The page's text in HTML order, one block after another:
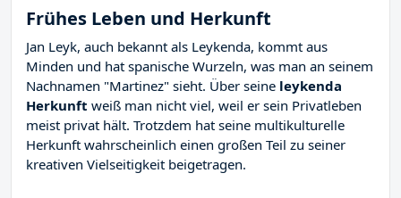
Frühes Leben und Herkunft
Jan Leyk, auch bekannt als Leykenda, kommt aus
Minden und hat spanische Wurzeln, was man an seinem
Nachnamen "Martinez" sieht. Über seine leykenda
Herkunft weiß man nicht viel, weil er sein Privatleben
meist privat hält. Trotzdem hat seine multikulturelle
Herkunft wahrscheinlich einen großen Teil zu seiner
kreativen Vielseitigkeit beigetragen.